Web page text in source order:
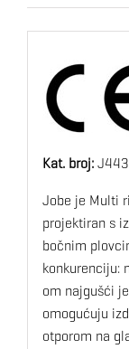
Kat. broj:
Jobe je Multi
projektiran s
bočnim
konkurenciju:
om najgušći
omogućuju
otporom na